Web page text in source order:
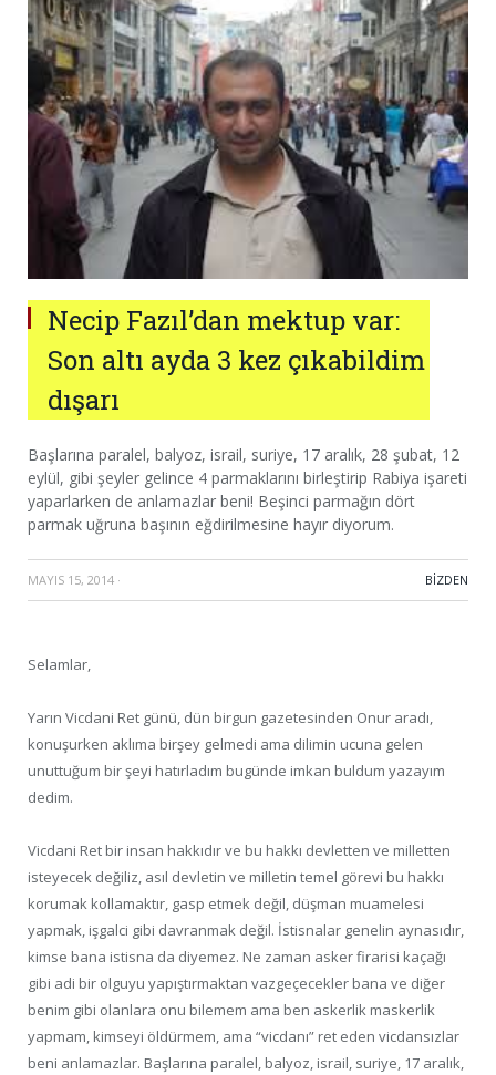
Necip Fazıl’dan mektup var:
Son altı ayda 3 kez çıkabildim
dışarı
Başlarına paralel, balyoz, israil, suriye, 17 aralık, 28 şubat, 12
eylül, gibi şeyler gelince 4 parmaklarını birleştirip Rabiya işareti
yaparlarken de anlamazlar beni! Beşinci parmağın dört
parmak uğruna başının eğdirilmesine hayır diyorum.
MAYIS 15, 2014 · BIZDEN
Selamlar,
Yarın Vicdani Ret günü, dün birgun gazetesinden Onur aradı,
konuşurken aklıma birşey gelmedi ama dilimin ucuna gelen
unuttuğum bir şeyi hatırladım bugünde imkan buldum yazayım
dedim.
Vicdani Ret bir insan hakkıdır ve bu hakkı devletten ve milletten
isteyecek değiliz, asıl devletin ve milletin temel görevi bu hakkı
korumak kollamaktır, gasp etmek değil, düşman muamelesi
yapmak, işgalci gibi davranmak değil. İstisnalar genelin aynasıdır,
kimse bana istisna da diyemez. Ne zaman asker firarisi kaçağı
gibi adi bir olguyu yapıştırmaktan vazgeçecekler bana ve diğer
benim gibi olanlara onu bilemem ama ben askerlik maskerlik
yapmam, kimseyi öldürmem, ama “vicdanı” ret eden vicdansızlar
beni anlamazlar. Başlarına paralel, balyoz, israil, suriye, 17 aralık,